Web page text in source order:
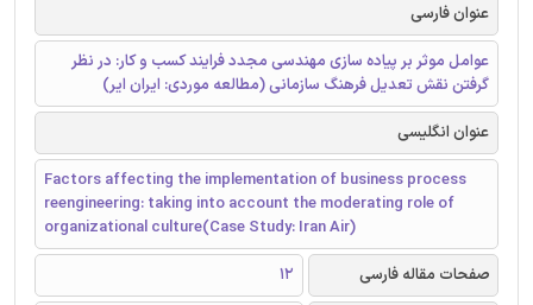
عنوان فارسی
عوامل موثر بر پیاده سازی مهندسی مجدد فرایند کسب و کار: در نظر
گرفتن نقش تعدیل فرهنگ سازمانی (مطالعه موردی: ایران ایر)
عنوان انگلیسی
Factors affecting the implementation of business process
reengineering: taking into account the moderating role of
organizational culture(Case Study: Iran Air)
صفحات مقاله فارسی
12